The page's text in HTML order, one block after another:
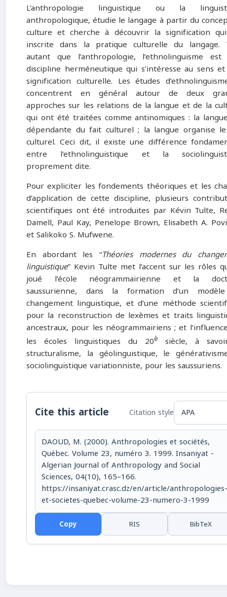
L’anthropologie linguistique ou la
anthropologique, étudie le langage à partir du
culture et cherche à découvrir la signification
inscrite dans la pratique culturelle du langage.
autant que l’anthropologie, l’ethnolinguisme
discipline herméneutique qui s’intéresse au sens
signification culturelle. Les études
concentrent en général autour de deux
approches sur les relations de la langue et de la
qui ont été traitées comme antinomiques : la
dépendante du fait culturel ; la langue organise
culturel. Ceci dit, il existe une différence
entre l’ethnolinguistique et la
proprement dite.
Pour expliciter les fondements théoriques et les
d’application de cette discipline, plusieurs
scientifiques ont été introduites par Kévin Tulte,
Damell, Paul Kay, Penelope Brown, Elisabeth A.
et Salikoko S. Mufwene.
En abordant les “Théories modernes du
linguistique” Kevin Tulte met l’accent sur les rôles
joué l’école néo­grammairienne et la
saussurienne, dans la formation d’un
changement linguistique, et d’une méthode
pour la reconstruction de lexèmes et traits
ancestraux, pour les néo­grammairiens ; et
les écoles linguistiques du 20è
siècle, à
structuralisme, la géolinguistique, le
sociolinguistique variationniste, pour les saussuriens.
Cite this article Citation style
DAOUD, M. (2000). Anthropologies et sociétés,
Québec. Volume 23, numéro 3. 1999. Insaniyat -
Algerian Journal of Anthropology and Social
Sciences, 04(10), 165–166.
https://insaniyat.crasc.dz/en/article/anthropologies-
et-societes-quebec-volume-23-numero-3-1999
Copy RIS BibTeX